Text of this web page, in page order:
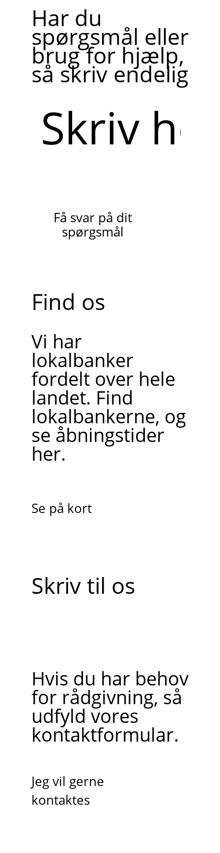
Har du
spørgsmål eller
brug for hjælp,
så skriv endelig
her
Få svar på dit
spørgsmål
Find os
Vi har
lokalbanker
fordelt over hele
landet. Find
lokalbankerne, og
se åbningstider
her.
Se på kort
Skriv til os
Hvis du har behov
for rådgivning, så
udfyld vores
kontaktformular.
Jeg vil gerne
kontaktes